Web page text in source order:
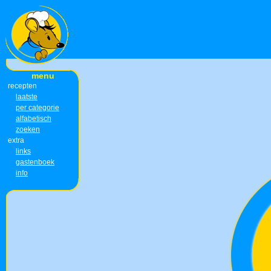
menu
recepten
laatste
per categorie
alfabetisch
zoeken
extra
links
gastenboek
info